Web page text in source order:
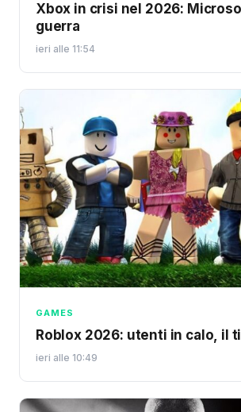
Xbox in crisi nel 2026:
guerra
ieri alle 11:54
GAMES
Roblox 2026: utenti in calo, il
ieri alle 10:49